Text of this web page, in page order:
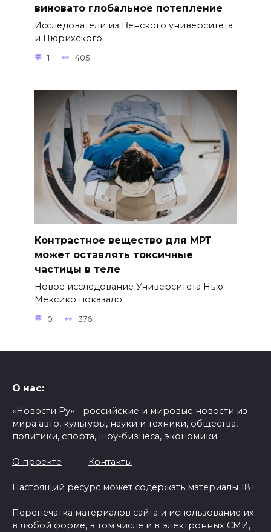
виновато глобальное потепление
Исследователи из Венского университета
и Цюрихского
1 405
Контрастное вещество для МРТ
может оставлять токсичные
частицы в теле
Новое исследование Университета Нью-
Мексико показало
0 376
О нас:
«Новости Ру» - российские и мировые новости из
мира авто, культуры, науки и техники, общества,
политики, спорта, шоу-бизнеса, экономики.
О проекте Контакты
Настоящий ресурс может содержать материалы 18+
Перепечатка материалов сайта и использование их
в любой форме, в том числе и в электронных СМИ,